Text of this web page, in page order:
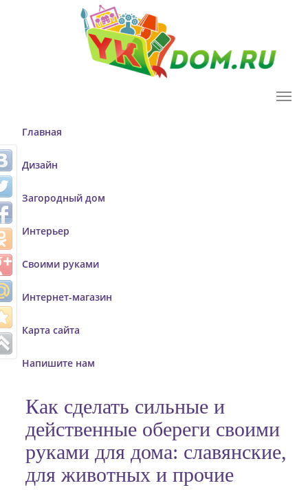
T
Главная
Дизайн
Загородный дом
Интерьер
Своими руками
Интернет-магазин
Карта сайта
Напишите нам
Как сделать сильные и
действенные обереги своими
руками для дома: славянские,
для животных и прочие